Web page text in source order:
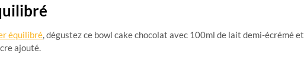
équilibré, dégustez ce bowl cake chocolat avec 100ml de lait demi-écrémé et
ajouté.